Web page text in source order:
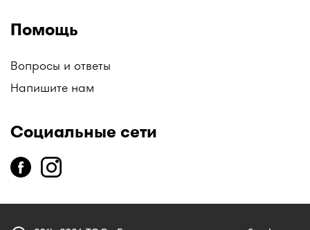
Помощь
Вопросы и ответы
Напишите нам
Социальные сети